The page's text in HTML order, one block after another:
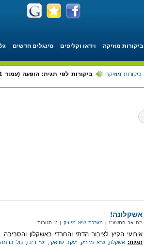
ביקורות מוזיקה וידאו וקליפים סינגלים חדשים
ביקורות מוזיקה ביקורות לפי תגית: הופעה (עמוד 1 מתוך 1)
אשקלונה!
י"ח אב התשע"ז | מערכת שיא מיוזיק | 2 תגובות
אירועי הקיץ לציבור הדתי והחרדי באשקלון
תגיות: אשקלון שיא מיוזיק יעקב שוואקי ישי ריבו קול ברמה